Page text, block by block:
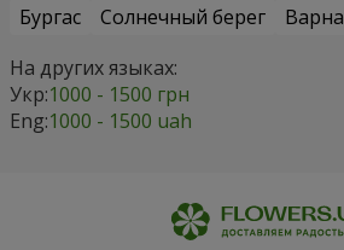
Бургас
Солнечный берег Варна
На других языках:
Укр:1000 - 1500 грн
Eng:1000 - 1500 uah